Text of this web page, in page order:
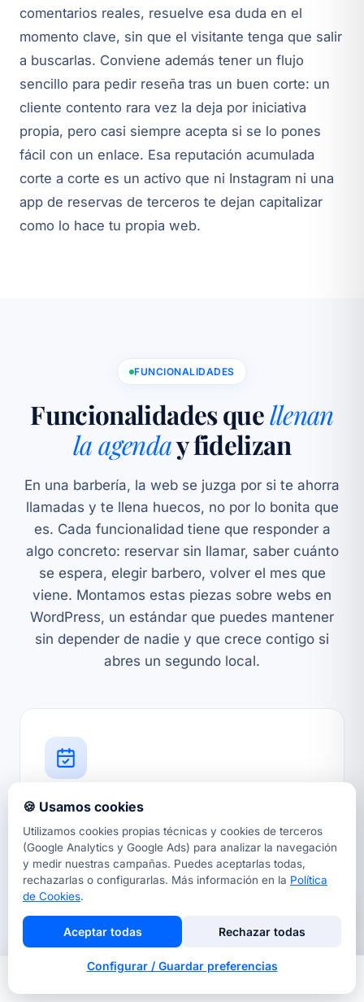
comentarios reales, resuelve esa duda en el
momento clave, sin que el visitante tenga que salir
a buscarlas. Conviene además tener un flujo
sencillo para pedir reseña tras un buen corte: un
cliente contento rara vez la deja por iniciativa
propia, pero casi siempre acepta si se lo pones
fácil con un enlace. Esa reputación acumulada
corte a corte es un activo que ni Instagram ni una
app de reservas de terceros te dejan capitalizar
como lo hace tu propia web.
FUNCIONALIDADES
Funcionalidades quellenan
la agenday fidelizan
En una barbería, la web se juzga por si te ahorra
llamadas y te llena huecos, no por lo bonita que
es. Cada funcionalidad tiene que responder a
algo concreto: reservar sin llamar, saber cuánto
se espera, elegir barbero, volver el mes que
viene. Montamos estas piezas sobre webs en
WordPress, un estándar que puedes mantener
sin depender de nadie y que crece contigo si
abres un segundo local.
Reserva online con elección de barbero
Un calendario integrado donde el cliente elige
servicio, día, hora y barbero, y recibe confirmación
al momento. Poder escoger quién le corta es uno
de los factores que más fideliza en barbería: el
cliente vuelve porque confía en las manos de su
barbero, no solo en el local.
🍪 Usamos cookies
Utilizamos cookies propias técnicas y cookies de terceros
(Google Analytics y Google Ads) para analizar la navegación
y medir nuestras campañas. Puedes aceptarlas todas,
rechazarlas o configurarlas. Más información en la Política
de Cookies.
Aceptar todas Rechazar todas
Configurar / Guardar preferencias